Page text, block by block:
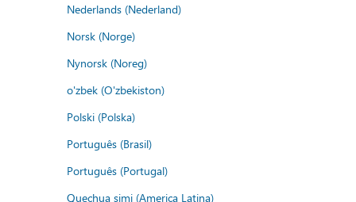
Nederlands (Nederland)
Norsk (Norge)
Nynorsk (Noreg)
o'zbek (O'zbekiston)
Polski (Polska)
Português (Brasil)
Português (Portugal)
Quechua simi (America Latina)